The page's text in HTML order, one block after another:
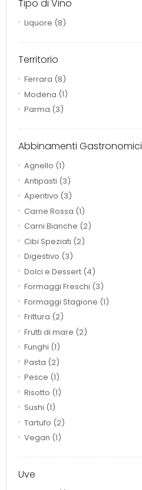
Tipo di Vino
Liquore (8)
Territorio
Ferrara (8)
Modena (1)
Parma (3)
Abbinamenti Gastronomici
Agnello (1)
Antipasti (3)
Aperitivo (3)
Carne Rossa (1)
Carni Bianche (2)
Cibi Speziati (2)
Digestivo (3)
Dolci e Dessert (4)
Formaggi Freschi (3)
Formaggi Stagione (1)
Frittura (2)
Frutti di mare (2)
Funghi (1)
Pasta (2)
Pesce (1)
Risotto (1)
Sushi (1)
Tartufo (2)
Vegan (1)
Uve